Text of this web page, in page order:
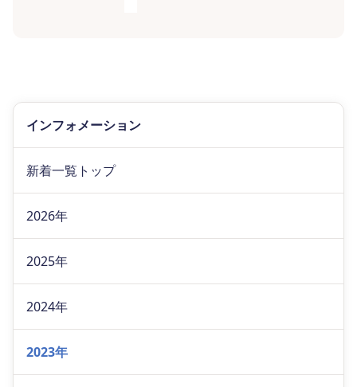
インフォメーション
新着一覧トップ
2026年
2025年
2024年
2023年